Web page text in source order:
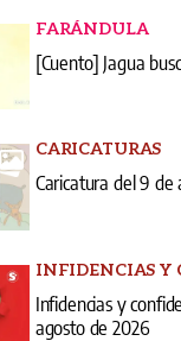
FARÁNDULA
[Cuento] Jagua
CARICATURAS
Caricatura del 9
INFIDENCIAS Y
Infidencias y
agosto de 2026